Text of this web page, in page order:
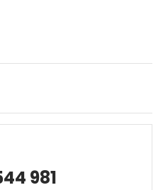
981